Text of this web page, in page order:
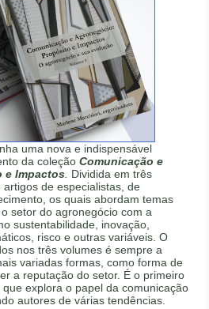
uma nova e indispensável
da coleçãoComunicação e
e Impactos Dividida em três
de especialistas, de
os quais abordam temas
setor do agronegócio com a
sustentabilidade, inovação,
risco e outras variáveis. O
nos três volumes é sempre a
variadas formas, como forma de
a reputação do setor. É o primeiro
explora o papel da comunicação
autores de várias tendências.